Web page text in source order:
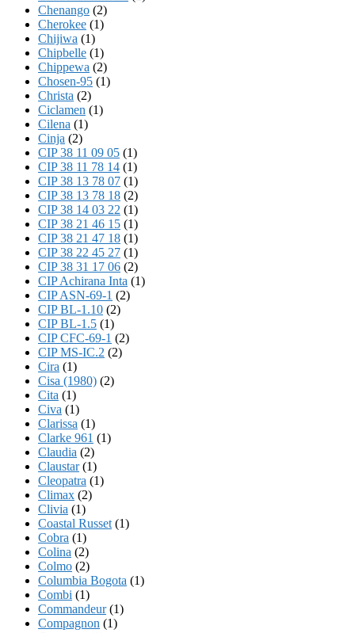
Chenango (2)
Cherokee (1)
Chijiwa (1)
Chipbelle (1)
Chippewa (2)
Chosen-95 (1)
Christa (2)
Ciclamen (1)
Cilena (1)
Cinja (2)
CIP 38 11 09 05 (1)
CIP 38 11 78 14 (1)
CIP 38 13 78 07 (1)
CIP 38 13 78 18 (2)
CIP 38 14 03 22 (1)
CIP 38 21 46 15 (1)
CIP 38 21 47 18 (1)
CIP 38 22 45 27 (1)
CIP 38 31 17 06 (2)
CIP Achirana Inta (1)
CIP ASN-69-1 (2)
CIP BL-1.10 (2)
CIP BL-1.5 (1)
CIP CFC-69-1 (2)
CIP MS-IC.2 (2)
Cira (1)
Cisa (1980) (2)
Cita (1)
Civa (1)
Clarissa (1)
Clarke 961 (1)
Claudia (2)
Claustar(1)
Cleopatra (1)
Climax (2)
Clivia (1)
Coastal Russet (1)
Cobra (1)
Colina (2)
Colmo (2)
Columbia Bogota (1)
Combi (1)
Commandeur(1)
Compagnon (1)